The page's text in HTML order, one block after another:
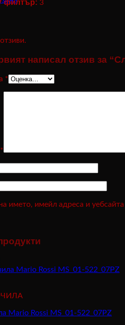
филтър: 3
написал отзив за
*
*
името, имейл адреса и
Mario Rossi MS_01-522_07PZ